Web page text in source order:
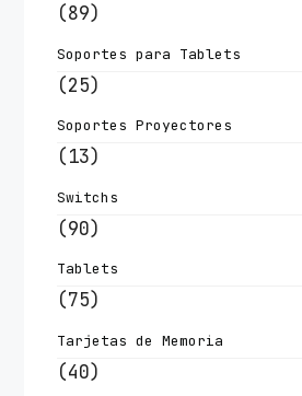
(89)
Soportes para Tablets
(25)
Soportes Proyectores
(13)
Switchs
(90)
Tablets
(75)
Tarjetas de Memoria
(40)